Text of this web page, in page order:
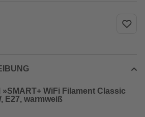
WiFi Filament Classic
E27, warmweiß